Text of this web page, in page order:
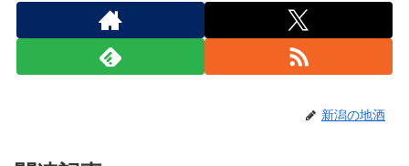
新潟の地酒